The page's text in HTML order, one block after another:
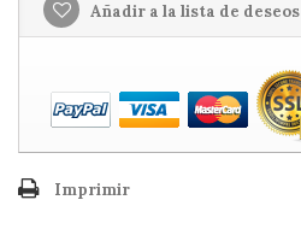
Añadir a la lista de deseos
Imprimir